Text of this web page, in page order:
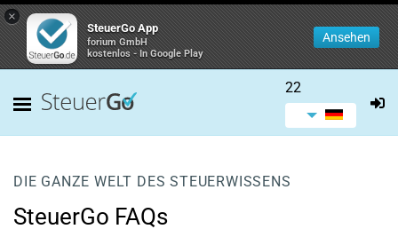
×
SteuerGo App
forium GmbH
kostenlos - In Google Play
Ansehen
22
DIE GANZE WELT DES STEUERWISSENS
SteuerGo FAQs